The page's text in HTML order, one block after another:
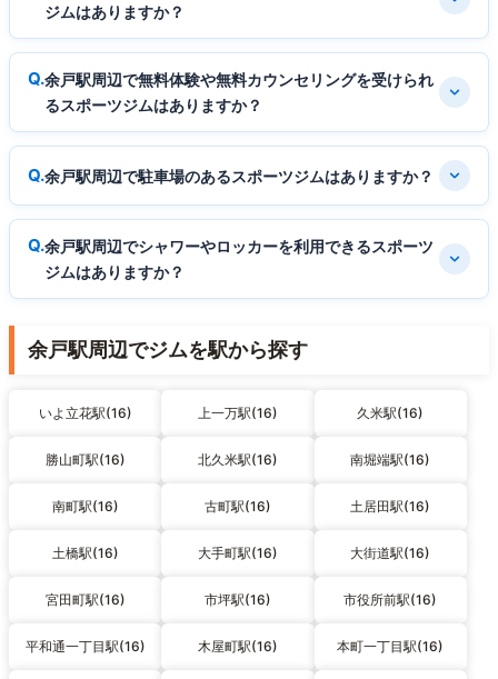
ジムはありますか？
余戸駅周辺で無料体験や無料カウンセリングを受けられ
るスポーツジムはありますか？
余戸駅周辺で駐車場のあるスポーツジムはありますか？
余戸駅周辺でシャワーやロッカーを利用できるスポーツ
ジムはありますか？
余戸駅周辺でジムを駅から探す
いよ立花駅(16) 上一万駅(16) 久米駅(16)
勝山町駅(16) 北久米駅(16) 南堀端駅(16)
南町駅(16) 古町駅(16) 土居田駅(16)
土橋駅(16) 大手町駅(16) 大街道駅(16)
宮田町駅(16) 市坪駅(16) 市役所前駅(16)
平和通一丁目駅(16) 木屋町駅(16) 本町一丁目駅(16)